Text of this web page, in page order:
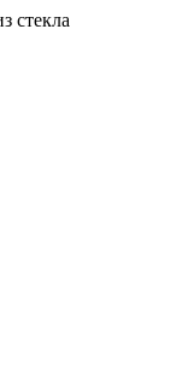
стекла